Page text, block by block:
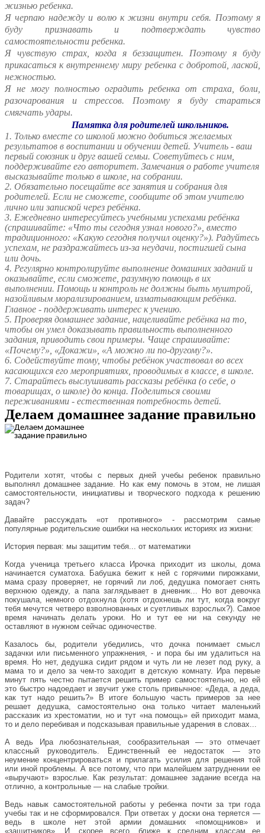
жизнью ребенка.
Я черпаю надежду и волю к жизни внутри себя. Поэтому я
буду признавать и подтверждать чувство
самостоятельности ребенка.
Я чувствую страх, когда я беззащитен. Поэтому я буду
прикасаться к внутреннему миру ребенка с добротой, лаской,
нежностью.
Я не могу полностью оградить ребенка от страха, боли,
разочарования и стрессов. Поэтому я буду стараться
смягчать удары.
Памятка для родителей школьников.
1. Только вместе со школой можно добиться желаемых
результатов в воспитании и обучении детей. Учитель - ваш
первый союзник и друг вашей семьи. Советуйтесь с ним,
поддерживайте его авторитет. Замечания о работе учителя
высказывайте только в школе, на собрании.
2. Обязательно посещайте все занятия и собрания для
родителей. Если не сможете, сообщите об этом учителю
лично или запиской через ребёнка.
3. Ежедневно интересуйтесь учебными успехами ребёнка
(спрашивайте: «Что ты сегодня узнал нового?», вместо
традиционного: «Какую сегодня получил оценку?»). Радуйтесь
успехам, не раздражайтесь из-за неудачи, постигшей сына
или дочь.
4. Регулярно контролируйте выполнение домашних заданий и
оказывайте, если сможете, разумную помощь в их
выполнении. Помощь и контроль не должны быть муштрой,
назойливым морализированием, изматывающим ребёнка.
Главное - поддерживать интерес к учению.
5. Проверяя домашнее задание, нацеливайте ребёнка на то,
чтобы он умел доказывать правильность выполненного
задания, приводить свои примеры. Чаще спрашивайте:
«Почему?», «Докажи», «А можно ли по-другому?».
6. Содействуйте тому, чтобы ребёнок участвовал во всех
касающихся его мероприятиях, проводимых в классе, в школе.
7. Старайтесь выслушивать рассказы ребёнка (о себе, о
товарищах, о школе) до конца. Поделиться своими
переживаниями - естественная потребность детей.
Делаем домашнее задание правильно
Родители хотят, чтобы с первых дней учебы ребенок правильно
выполнял домашнее задание. Но как ему помочь в этом, не лишая
самостоятельности, инициативы и творческого подхода к решению
задач?
Давайте рассуждать «от противного» - рассмотрим самые
популярные родительские ошибки на нескольких историях из жизни:
История первая: мы защитим тебя... от математики
Когда ученица третьего класса Ирочка приходит из школы, дома
начинается суматоха. Бабушка бежит к ней с горячими пирожками,
мама сразу проверяет, не горячий ли лоб, дедушка помогает снять
верхнюю одежду, а папа заглядывает в дневник... Но вот девочка
покушала, немного отдохнула (хотя отдохнешь ли тут, когда вокруг
тебя мечутся четверо взволнованных и суетливых взрослых?). Самое
время начинать делать уроки. Но и тут ее ни на секунду не
оставляют в нужном сейчас одиночестве.
Казалось бы, родители убедились, что дочка понимает смысл
задачки или письменного упражнения, - и пора бы им удалиться на
время. Но нет, дедушка сидит рядом и чуть ли не лезет под руку, а
мама то и дело за чем-то заходит в детскую комнату. Ира первые
минут пять честно пытается решить пример самостоятельно, но ей
это быстро надоедает и звучит уже столь привычное: «Деда, а деда,
как тут надо решить?» В итоге большую часть примеров за нее
решает дедушка, самостоятельно она только читает маленький
рассказик из хрестоматии, но и тут «на помощь» ей приходит мама,
то и дело перебивая и подсказывая правильные ударения в словах...
А ведь Ира любознательная, сообразительная — это отмечает
классный руководитель. Единственный ее недостаток — это
неумение концентрироваться и прилагать усилия для решения той
или иной проблемы. А все потому, что при малейшем затруднении ее
«выручают» взрослые. Как результат: домашнее задание всегда на
отлично, а контрольные — на слабые тройки.
Ведь навык самостоятельной работы у ребенка почти за три года
учебы так и не сформировался. При ответах у доски она теряется —
ведь в школе нет этой армии домашних «помощников» и
«защитников». И, скорее всего, ближе к средним классам ее